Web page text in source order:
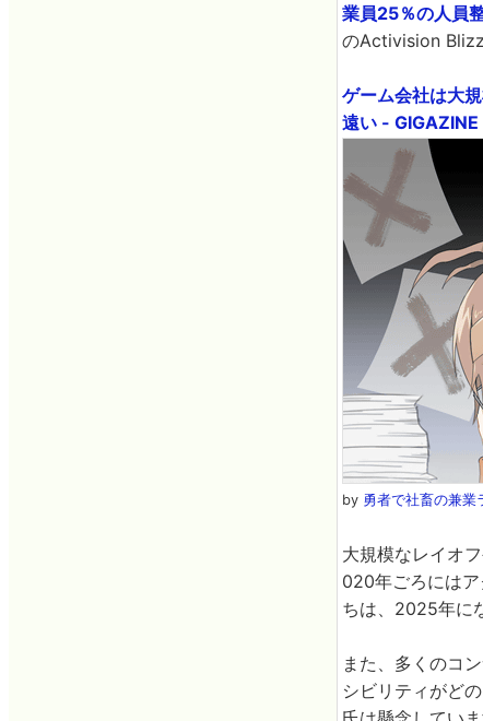
業員25％の人員
のActivision
ゲーム会社は大
遠い - GIGAZINE
by 勇者で社畜の兼業
大規模なレイオ
020年ごろには
ちは、2025年に
また、多くのコ
シビリティがど